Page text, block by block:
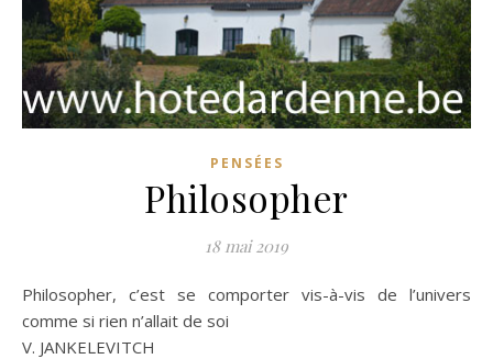
PENSÉES
Philosopher
18 mai 2019
Philosopher, c’est se comporter vis-à-vis de l’univers
comme si rien n’allait de soi
V. JANKELEVITCH